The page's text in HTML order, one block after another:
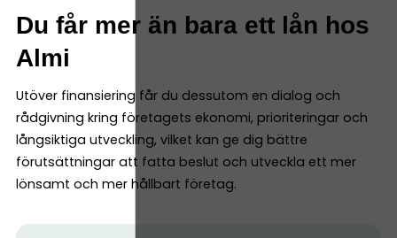
Du får mer än bara ett lån hos
Almi
Utöver finansiering får du dessutom en dialog och
rådgivning kring företagets ekonomi, prioriteringar och
långsiktiga utveckling, vilket kan ge dig bättre
förutsättningar att fatta beslut och utveckla ett mer
lönsamt och mer hållbart företag.